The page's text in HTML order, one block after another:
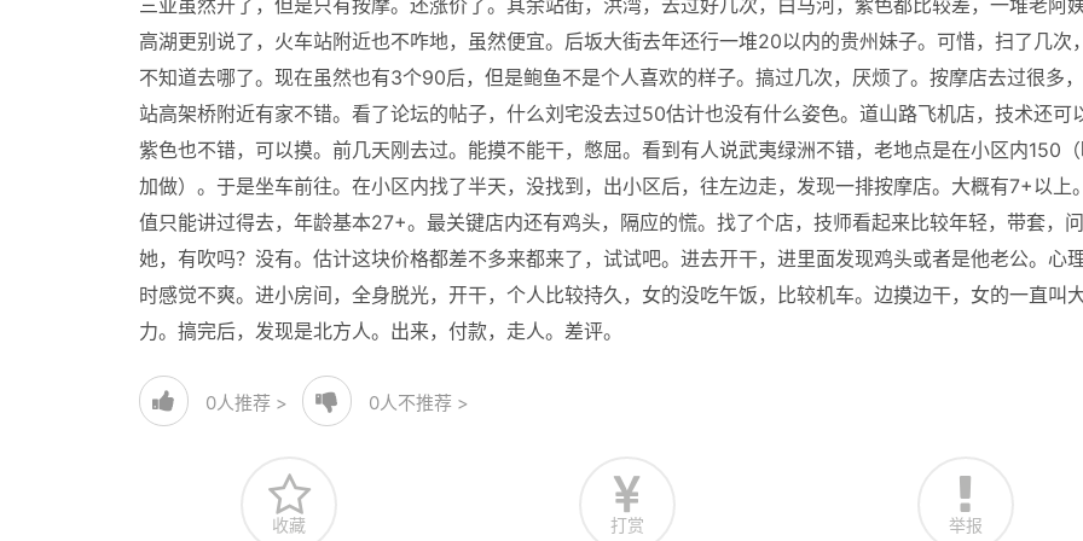
三亚虽然开了，但是只有按摩。还涨价了。其余站街，洪湾，去过好几次，白马河，紫色都比较差，一堆老阿姨
高湖更别说了，火车站附近也不咋地，虽然便宜。后坂大街去年还行一堆20以内的贵州妹子。可惜，扫了几次
不知道去哪了。现在虽然也有3个90后，但是鲍鱼不是个人喜欢的样子。搞过几次，厌烦了。按摩店去过很多
站高架桥附近有家不错。看了论坛的帖子，什么刘宅没去过50估计也没有什么姿色。道山路飞机店，技术还可
紫色也不错，可以摸。前几天刚去过。能摸不能干，憋屈。看到有人说武夷绿洲不错，老地点是在小区内150
加做）。于是坐车前往。在小区内找了半天，没找到，出小区后，往左边走，发现一排按摩店。大概有7+以上
值只能讲过得去，年龄基本27+。最关键店内还有鸡头，隔应的慌。找了个店，技师看起来比较年轻，带套，问
她，有吹吗？没有。估计这块价格都差不多来都来了，试试吧。进去开干，进里面发现鸡头或者是他老公。心
时感觉不爽。进小房间，全身脱光，开干，个人比较持久，女的没吃午饭，比较机车。边摸边干，女的一直叫
力。搞完后，发现是北方人。出来，付款，走人。差评。
0人推荐 > 0人不推荐 >
收藏 打赏 举报